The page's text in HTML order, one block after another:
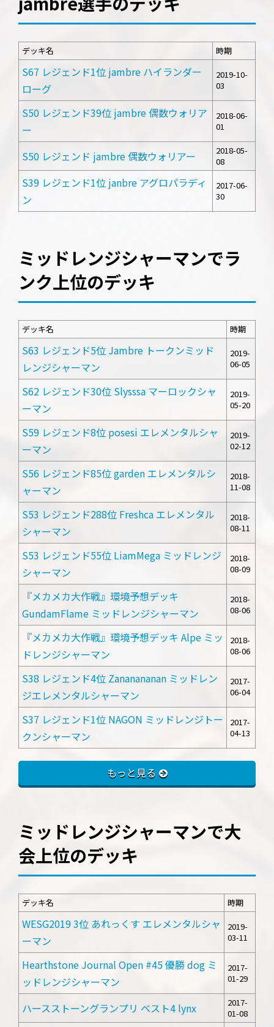
デッキ名 時期
S67 レジェンド1位 jambre ハイランダー
ローグ
2019-10-
03
S50 レジェンド39位 jambre 偶数ウォリア
ー
2018-06-
01
S50 レジェンド jambre 偶数ウォリアー
2018-05-
08
S39 レジェンド1位 janbre アグロパラディ
ン
2017-06-
30
ミッドレンジシャーマンでラ
ンク上位のデッキ
デッキ名 時期
S63 レジェンド5位 Jambre トークンミッド
レンジシャーマン
2019-
06-05
S62 レジェンド30位 Slysssa マーロックシャ
ーマン
2019-
05-20
S59 レジェンド8位 posesi エレメンタルシャ
ーマン
2019-
02-12
S56 レジェンド85位 garden エレメンタルシ
ャーマン
2018-
11-08
S53 レジェンド288位 Freshca エレメンタル
シャーマン
2018-
08-11
S53 レジェンド55位 LiamMega ミッドレンジ
シャーマン
2018-
08-09
『メカメカ大作戦』環境予想デッキ
GundamFlame ミッドレンジシャーマン
2018-
08-06
『メカメカ大作戦』環境予想デッキ Alpe ミッ
ドレンジシャーマン
2018-
08-06
S38 レジェンド4位 Zananananan ミッドレン
ジエレメンタルシャーマン
2017-
06-04
S37 レジェンド1位 NAGON ミッドレンジトー
クンシャーマン
2017-
04-13
もっと見る
ミッドレンジシャーマンで大
会上位のデッキ
デッキ名 時期
WESG2019 3位 あれっくす エレメンタルシャ
ーマン
2019-
03-11
Hearthstone Journal Open #45 優勝 dog ミ
ッドレンジシャーマン
2017-
01-29
ハースストーングランプリ ベスト4 lynx
2017-
01-08